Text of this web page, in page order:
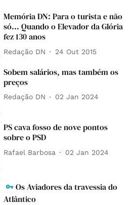
Memória DN: Para o turista e não
só... Quando o Elevador da Glória
fez 130 anos
Redação DN 24 Out 2015
Sobem salários, mas também os
preços
Redação DN 02 Jan 2024
PS cava fosso de nove pontos
sobre o PSD
Rafael Barbosa 02 Jan 2024
Os Aviadores da travessia do
Atlântico